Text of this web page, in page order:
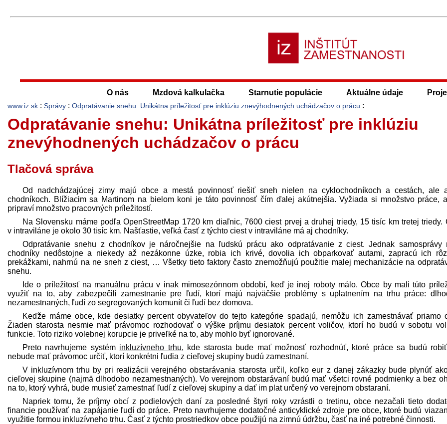
O nás Mzdová kalkulačka Starnutie populácie Aktuálne údaje
www.iz.sk : Správy : Odpratávanie snehu: Unikátna príležitosť pre inklúziu znevýhodnených uchádzačov o prácu :
Odpratávanie snehu: Unikátna príležitosť pre inklúziu
znevýhodnených uchádzačov o prácu
Tlačová správa
Od nadchádzajúcej zimy majú obce a mestá povinnosť riešiť sneh nielen na cyklochodníkoch a cestách, ale
chodníkoch. Blížiacim sa Martinom na bielom koni je táto povinnosť čím ďalej akútnejšia. Vyžiada si množstvo práce,
pripraví množstvo pracovných príležitostí.
Na Slovensku máme podľa OpenStreetMap 1720 km diaľnic, 7600 ciest prvej a druhej triedy, 15 tisíc km tretej triedy.
v intraviláne je okolo 30 tisíc km. Našťastie, veľká časť z týchto ciest v intraviláne má aj chodníky.
Odpratávanie snehu z chodníkov je náročnejšie na ľudskú prácu ako odpratávanie z ciest. Jednak samosprávy
chodníky nedôstojne a niekedy až nezákonne úzke, robia ich krivé, dovolia ich obparkovať autami, zapracú ich
prekážkami, nahrnú na ne sneh z ciest, … Všetky tieto faktory často znemožňujú použitie malej mechanizácie na
snehu.
Ide o príležitosť na manuálnu prácu v inak mimosezónnom období, keď je inej roboty málo. Obce by mali túto
využiť na to, aby zabezpečili zamestnanie pre ľudí, ktorí majú najväčšie problémy s uplatnením na trhu práce:
nezamestnaných, ľudí zo segregovaných komunít či ľudí bez domova.
Keďže máme obce, kde desiatky percent obyvateľov do tejto kategórie spadajú, nemôžu ich zamestnávať priamo
Žiaden starosta nesmie mať právomoc rozhodovať o výške príjmu desiatok percent voličov, ktorí ho budú v sobotu
funkcie. Toto riziko volebnej korupcie je priveľké na to, aby mohlo byť ignorované.
Preto navrhujeme systém inkluzívneho trhu, kde starosta bude mať možnosť rozhodnúť, ktoré práce sa budú
nebude mať právomoc určiť, ktorí konkrétni ľudia z cieľovej skupiny budú zamestnaní.
V inkluzívnom trhu by pri realizácii verejného obstarávania starosta určil, koľko eur z danej zákazky bude plynúť
cieľovej skupine (najmä dlhodobo nezamestnaných). Vo verejnom obstarávaní budú mať všetci rovné podmienky a bez
na to, ktorý vyhrá, bude musieť zamestnať ľudí z cieľovej skupiny a dať im plat určený vo verejnom obstaraní.
Napriek tomu, že príjmy obcí z podielových daní za posledné štyri roky vzrástli o tretinu, obce nezačali tieto
financie používať na zapájanie ľudí do práce. Preto navrhujeme dodatočné anticyklické zdroje pre obce, ktoré budú
využitie formou inkluzívneho trhu. Časť z týchto prostriedkov obce použijú na zimnú údržbu, časť na iné potrebné činnosti.